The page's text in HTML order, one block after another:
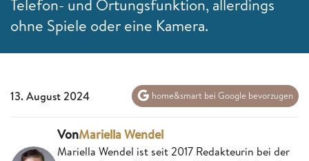
Telefon- und Ortungsfunktion, allerdings
ohne Spiele oder eine Kamera.
13. August 2024 home&smart bei Google bevorzugen
VonMariella Wendel
Mariella Wendel ist seit 2017 Redakteurin bei der